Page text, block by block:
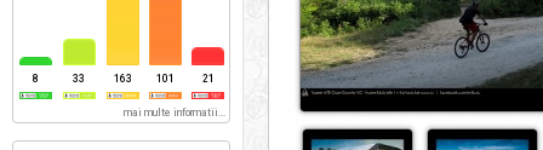
8 33 163 101 21
mai multe informatii...